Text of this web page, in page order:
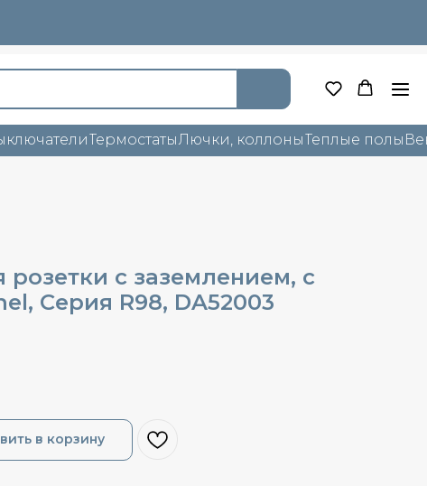
ТермостатыЛючки, коллоныТеплые полы
с заземлением, с
Cерия R98, DA52003
в корзину